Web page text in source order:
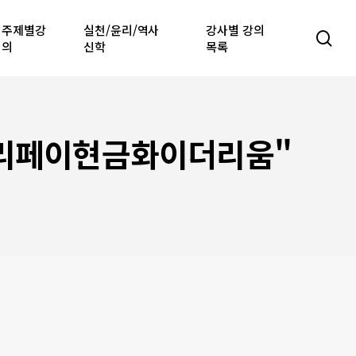
주제별강
의
실천/윤리/역사
신학
강사별 강의
목록
이현금화이더리움"